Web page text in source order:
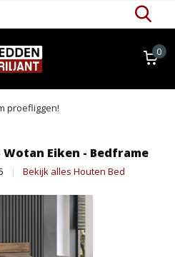
0
proefliggen!
Eiken - Bedframe
Bekijk alles Houten Bed